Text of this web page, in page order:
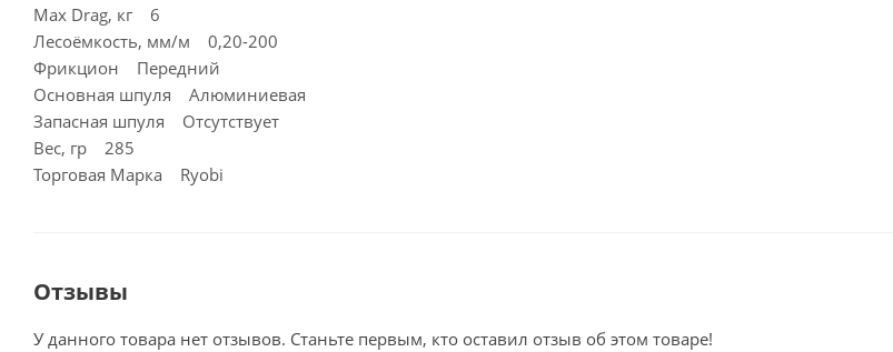
Max Drag, кг 6
Лесоёмкость, мм/м 0,20-200
Фрикцион Передний
Основная шпуля Алюминиевая
Запасная шпуля Отсутствует
Вес, гр 285
Торговая Марка Ryobi
Отзывы
У данного товара нет отзывов. Станьте первым, кто оставил отзыв об этом товаре!